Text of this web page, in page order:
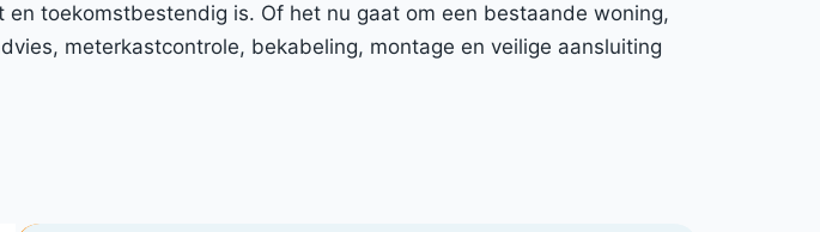
toekomstbestendig is. Of het nu gaat om een bestaande woning,
meterkastcontrole, bekabeling, montage en veilige aansluiting